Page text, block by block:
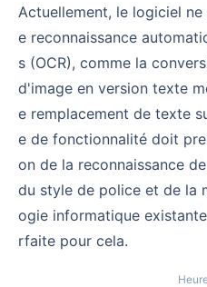
Actuellement, le logiciel ne dispose pas de fonction d
e reconnaissance
s (OCR), comme la
d'image en version texte
e remplacement de texte
e de fonctionnalité doit
on de la reconnaissance
du style de police et de la
ogie informatique
rfaite pour cela.